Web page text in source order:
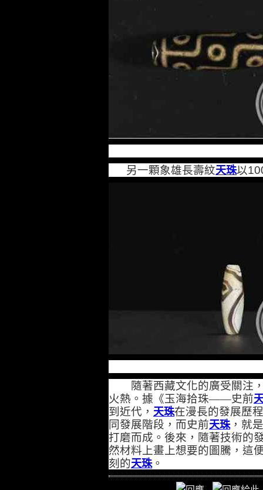
另一顆象雄長壽紋天珠以
隨著西藏文化的廣受關注
火熱。據《玉海拾珠——史前
到近代， 天珠在漫長的發展歷
同發展階段，而史前天珠，就
打磨而成。後來，隨著技術的
然材料上畫上想要的圖騰，這
刻的天珠。